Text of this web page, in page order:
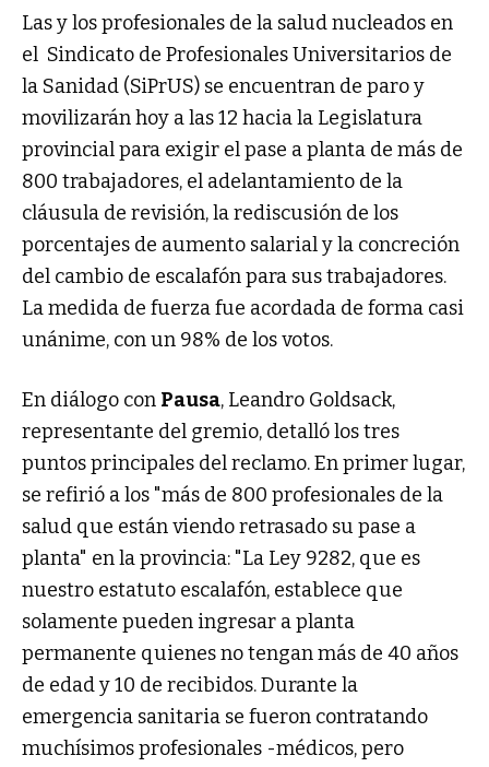
Las y los profesionales de la salud nucleados en
el Sindicato de Profesionales Universitarios de
la Sanidad (SiPrUS) se encuentran de paro y
movilizarán hoy a las 12 hacia la Legislatura
provincial para exigir el pase a planta de más de
800 trabajadores, el adelantamiento de la
cláusula de revisión, la rediscusión de los
porcentajes de aumento salarial y la concreción
del cambio de escalafón para sus trabajadores.
La medida de fuerza fue acordada de forma casi
unánime, con un 98% de los votos.
En diálogo con Pausa, Leandro Goldsack,
representante del gremio, detalló los tres
puntos principales del reclamo. En primer lugar,
se refirió a los "más de 800 profesionales de la
salud que están viendo retrasado su pase a
planta" en la provincia: "La Ley 9282, que es
nuestro estatuto escalafón, establece que
solamente pueden ingresar a planta
permanente quienes no tengan más de 40 años
de edad y 10 de recibidos. Durante la
emergencia sanitaria se fueron contratando
muchísimos profesionales -médicos, pero